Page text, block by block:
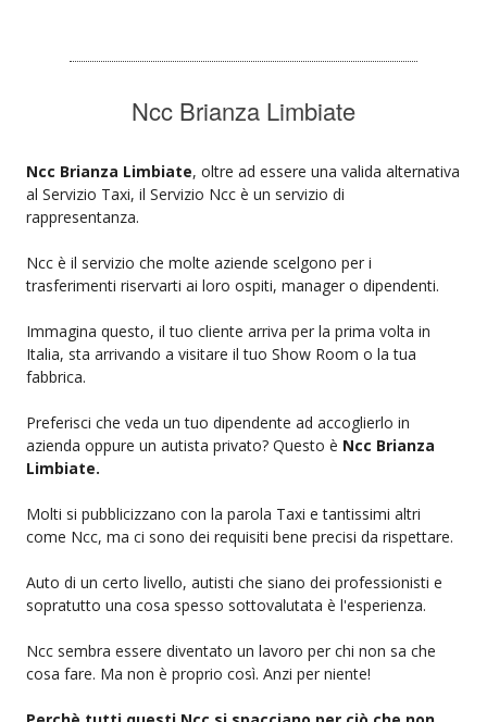
Ncc Brianza Limbiate
Ncc Brianza Limbiate, oltre ad essere una valida alternativa
al Servizio Taxi, il Servizio Ncc è un servizio di
rappresentanza.
Ncc è il servizio che molte aziende scelgono per i
trasferimenti riservarti ai loro ospiti, manager o dipendenti.
Immagina questo, il tuo cliente arriva per la prima volta in
Italia, sta arrivando a visitare il tuo Show Room o la tua
fabbrica.
Preferisci che veda un tuo dipendente ad accoglierlo in
azienda oppure un autista privato? Questo è Ncc Brianza
Limbiate.
Molti si pubblicizzano con la parola Taxi e tantissimi altri
come Ncc, ma ci sono dei requisiti bene precisi da rispettare.
Auto di un certo livello, autisti che siano dei professionisti e
sopratutto una cosa spesso sottovalutata è l'esperienza.
Ncc sembra essere diventato un lavoro per chi non sa che
cosa fare. Ma non è proprio così. Anzi per niente!